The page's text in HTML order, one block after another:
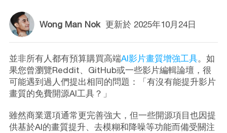
Wong Man Nok 更新於2025年10月24日
並非所有人都有預算購買高端AI影片畫質增強工具。如
果您曾瀏覽Reddit、GitHub或一些影片編輯論壇，很
可能遇到過人們提出相同的問題：「有沒有能提升影片
畫質的免費開源AI工具？」
雖然商業選項通常更完善強大，但一些開源項目也因提
供基於AI的畫質提升、去模糊和降噪等功能而備受關注